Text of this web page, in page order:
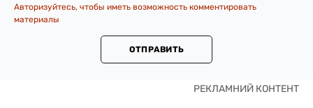
Авторизуйтесь, чтобы иметь возможность комментировать
материалы
ОТПРАВИТЬ